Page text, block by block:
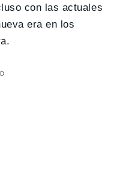
con las actuales
era en los